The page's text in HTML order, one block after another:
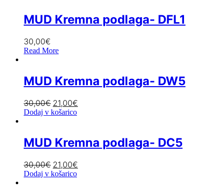
MUD Kremna podlaga- DFL1
30,00€
Read More
MUD Kremna podlaga- DW5
30,00€ 21,00€
Dodaj v košarico
MUD Kremna podlaga- DC5
30,00€ 21,00€
Dodaj v košarico